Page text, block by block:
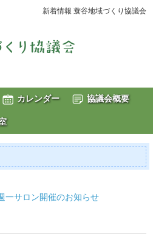
新着情報 蓑谷地域づくり協議会
カレンダー 協議会概要
一サロン開催のお知らせ